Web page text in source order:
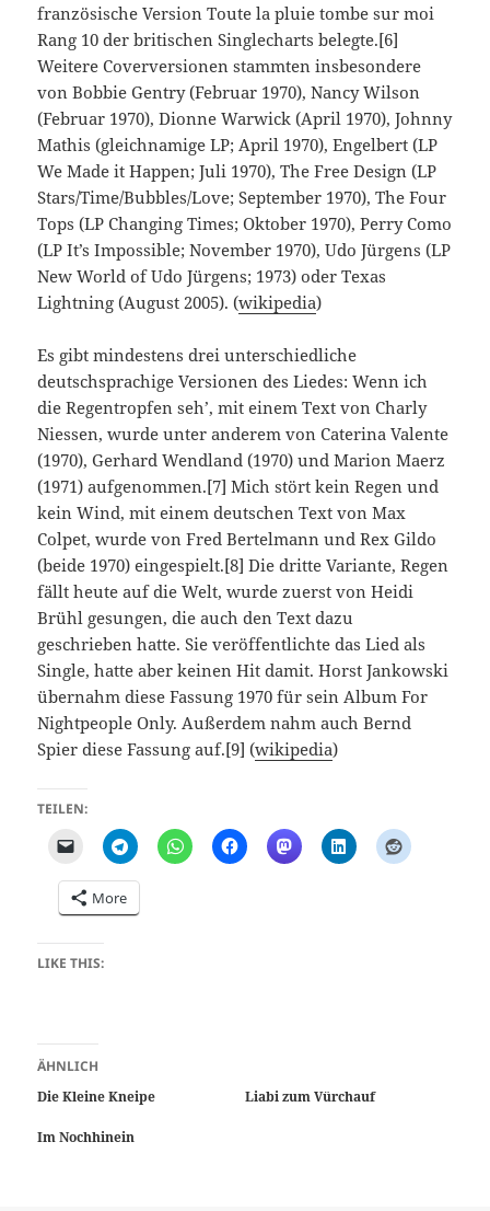
französische Version Toute la pluie tombe sur moi
Rang 10 der britischen Singlecharts belegte.[6]
Weitere Coverversionen stammten insbesondere
von Bobbie Gentry (Februar 1970), Nancy Wilson
(Februar 1970), Dionne Warwick (April 1970), Johnny
Mathis (gleichnamige LP; April 1970), Engelbert (LP
We Made it Happen; Juli 1970), The Free Design (LP
Stars/Time/Bubbles/Love; September 1970), The Four
Tops (LP Changing Times; Oktober 1970), Perry Como
(LP It’s Impossible; November 1970), Udo Jürgens (LP
New World of Udo Jürgens; 1973) oder Texas
Lightning (August 2005). (wikipedia)
Es gibt mindestens drei unterschiedliche
deutschsprachige Versionen des Liedes: Wenn ich
die Regentropfen seh’, mit einem Text von Charly
Niessen, wurde unter anderem von Caterina Valente
(1970), Gerhard Wendland (1970) und Marion Maerz
(1971) aufgenommen.[7] Mich stört kein Regen und
kein Wind, mit einem deutschen Text von Max
Colpet, wurde von Fred Bertelmann und Rex Gildo
(beide 1970) eingespielt.[8] Die dritte Variante, Regen
fällt heute auf die Welt, wurde zuerst von Heidi
Brühl gesungen, die auch den Text dazu
geschrieben hatte. Sie veröffentlichte das Lied als
Single, hatte aber keinen Hit damit. Horst Jankowski
übernahm diese Fassung 1970 für sein Album For
Nightpeople Only. Außerdem nahm auch Bernd
Spier diese Fassung auf.[9] (wikipedia)
TEILEN:
More
LIKE THIS:
ÄHNLICH
Die Kleine Kneipe
Liabi zum Vürchauf
Im Nochhinein